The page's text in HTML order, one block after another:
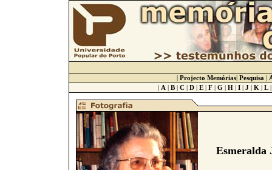
| Projecto Memórias| Pesquisa |
| A | B| C| D| E| F| G| H| I| J | K | L
Esmeralda